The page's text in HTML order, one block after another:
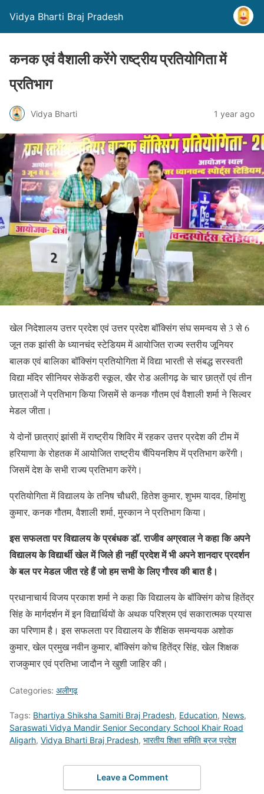
Vidya Bharti Braj Pradesh
कनक एवं वैशाली करेंगे राष्ट्रीय प्रतियोगिता में
प्रतिभाग
Vidya Bharti 1 year ago
खेल निदेशालय उत्तर प्रदेश एवं उत्तर प्रदेश बॉक्सिंग संघ समन्वय से 3 से 6
जून तक झांसी के ध्यानचंद स्टेडियम में आयोजित राज्य स्तरीय जूनियर
बालक एवं बालिका बॉक्सिंग प्रतियोगिता में विद्या भारती से संबद्ध सरस्वती
विद्या मंदिर सीनियर सेकेंडरी स्कूल, खैर रोड अलीगढ़ के चार छात्रों एवं तीन
छात्राओं ने प्रतिभाग किया जिसमें से कनक गौतम एवं वैशाली शर्मा ने सिल्वर
मेडल जीता।
ये दोनों छात्राएं झांसी में राष्ट्रीय शिविर में रहकर उत्तर प्रदेश की टीम में
हरियाणा के रोहतक में आयोजित राष्ट्रीय चैंपियनशिप में प्रतिभाग करेंगी।
जिसमें देश के सभी राज्य प्रतिभाग करेंगे।
प्रतियोगिता में विद्यालय के तनिष चौधरी, हितेश कुमार, शुभम यादव, हिमांशु
कुमार, कनक गौतम, वैशाली शर्मा, मुस्कान ने प्रतिभाग किया।
इस सफलता पर विद्यालय के प्रबंधक डॉ. राजीव अग्रवाल ने कहा कि अपने
विद्यालय के विद्यार्थी खेल में जिले ही नहीं प्रदेश में भी अपने शानदार प्रदर्शन
के बल पर मेडल जीत रहे हैं जो हम सभी के लिए गौरव की बात है।
प्रधानाचार्य विजय प्रकाश शर्मा ने कहा कि विद्यालय के बॉक्सिंग कोच हितेंद्र
सिंह के मार्गदर्शन में इन विद्यार्थियों के अथक परिश्रम एवं सकारात्मक प्रयास
का परिणाम है। इस सफलता पर विद्यालय के शैक्षिक समन्वयक अशोक
कुमार, खेल प्रमुख नवीन कुमार, बॉक्सिंग कोच हितेंद्र सिंह, खेल शिक्षक
राजकुमार एवं प्रतिभा जादौन ने खुशी जाहिर की।
Categories: अलीगढ़
Tags: Bhartiya Shiksha Samiti Braj Pradesh, Education, News,
Saraswati Vidya Mandir Senior Secondary School Khair Road
Aligarh, Vidya Bharti Braj Pradesh, भारतीय शिक्षा समिति ब्रज प्रदेश
Leave a Comment